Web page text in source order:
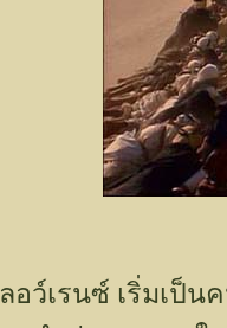
ลอว์เรนซ์ เริ่มเป็